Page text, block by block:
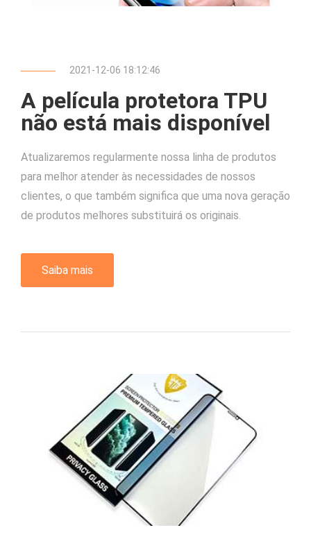
2021-12-06 18:12:46
A película protetora TPU
não está mais disponível
Atualizaremos regularmente nossa linha de produtos
para melhor atender às necessidades de nossos
clientes, o que também significa que uma nova geração
de produtos melhores substituirá os originais.
Saiba mais